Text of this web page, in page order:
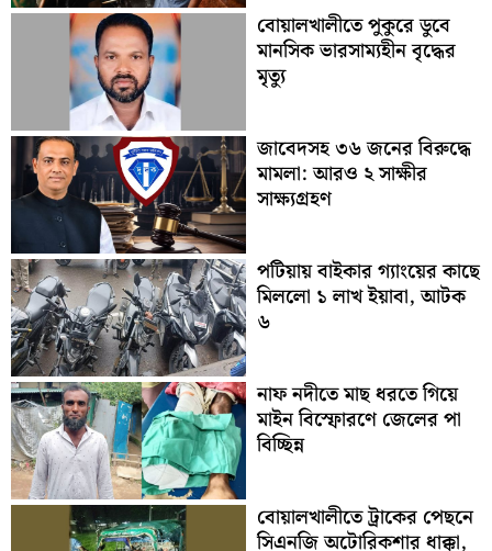
বোয়ালখালীতে পুকুরে ডুবে
মানসিক ভারসাম্যহীন বৃদ্ধের
মৃত্যু
জাবেদসহ ৩৬ জনের বিরুদ্ধে
মামলা: আরও ২ সাক্ষীর
সাক্ষ্যগ্রহণ
পটিয়ায় বাইকার গ্যাংয়ের কাছে
মিললো ১ লাখ ইয়াবা, আটক
৬
নাফ নদীতে মাছ ধরতে গিয়ে
মাইন বিস্ফোরণে জেলের পা
বিচ্ছিন্ন
বোয়ালখালীতে ট্রাকের পেছনে
সিএনজি অটোরিকশার ধাক্কা,